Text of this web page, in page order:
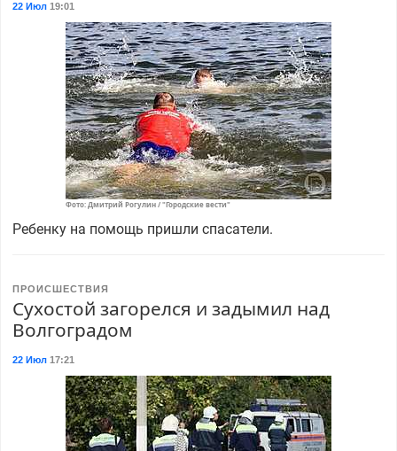
22 Июл19:01
Фото: Дмитрий Рогулин / "Городские вести"
Ребенку на помощь пришли спасатели.
ПРОИСШЕСТВИЯ
Сухостой загорелся и задымил над
Волгоградом
22 Июл17:21